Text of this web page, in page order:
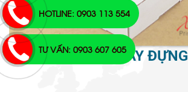
HỘP CARTON KHAY ĐỰNG
TƯ VẤN: 0903 607 605
HOTLINE: 0903 113 554